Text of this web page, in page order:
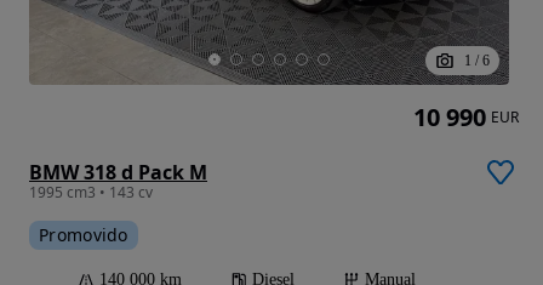
1 / 6
BMW 318 d Pack M
1995 cm3 • 143 cv
Promovido
140 000 km Diesel
Manual
10 990 EUR